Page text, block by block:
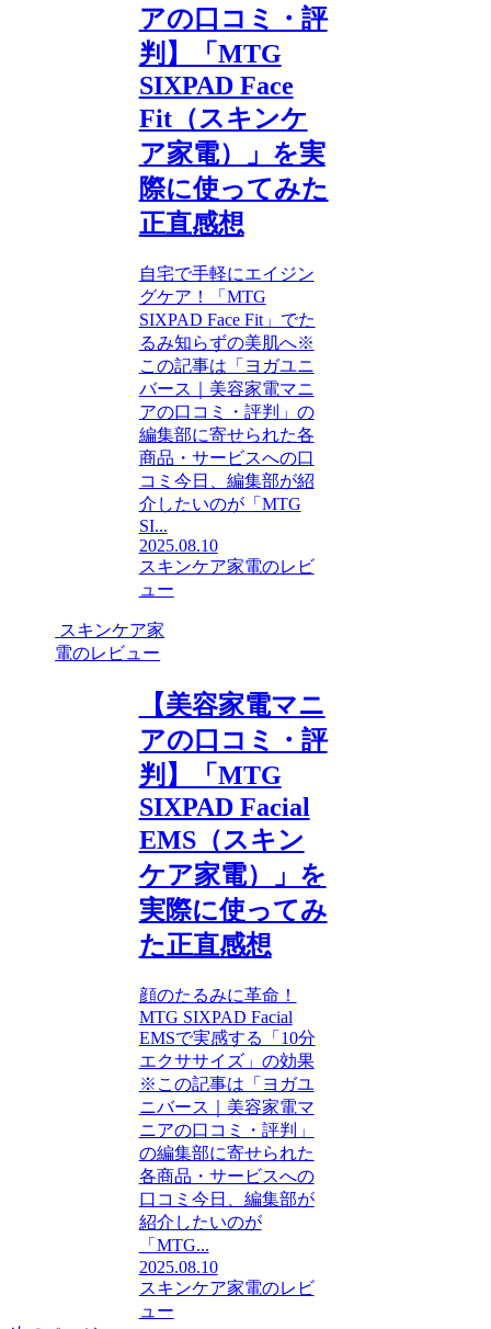
アの口コミ・評
判】「MTG
SIXPAD Face
Fit（スキンケ
ア家電）」を実
際に使ってみた
正直感想
自宅で手軽にエイジン
グケア！「MTG
SIXPAD Face Fit」でた
るみ知らずの美肌へ※
この記事は「ヨガユニ
バース｜美容家電マニ
アの口コミ・評判」の
編集部に寄せられた各
商品・サービスへの口
コミ今日、編集部が紹
介したいのが「MTG
SI...
2025.08.10
スキンケア家電のレビ
ュー
スキンケア家
電のレビュー
【美容家電マニ
アの口コミ・評
判】「MTG
SIXPAD Facial
EMS（スキン
ケア家電）」を
実際に使ってみ
た正直感想
顔のたるみに革命！
MTG SIXPAD Facial
EMSで実感する「10分
エクササイズ」の効果
※この記事は「ヨガユ
ニバース｜美容家電マ
ニアの口コミ・評判」
の編集部に寄せられた
各商品・サービスへの
口コミ今日、編集部が
紹介したいのが
「MTG...
2025.08.10
スキンケア家電のレビ
ュー